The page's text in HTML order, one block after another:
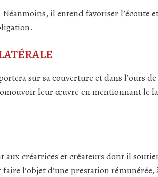
il entend favoriser
sur sa couverture et dans l’ours
leur œuvre en mentionnant le
aux créatrices et créateurs dont il
l’objet d’une prestation